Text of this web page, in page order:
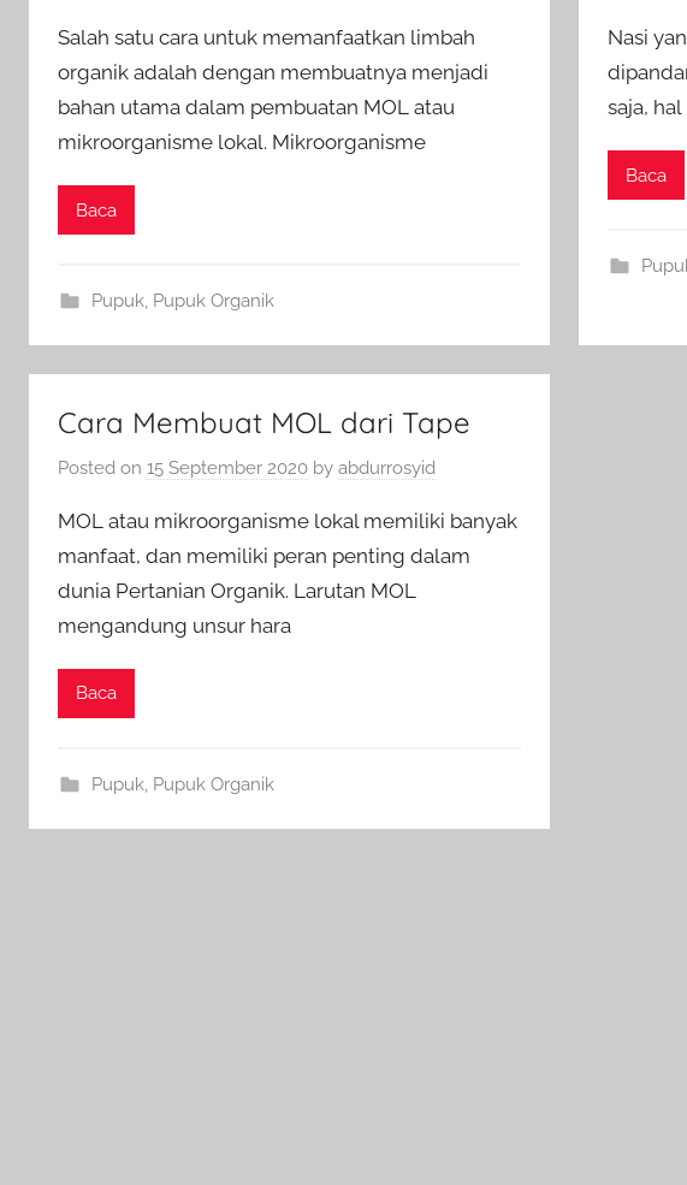
Salah satu cara untuk memanfaatkan limbah
organik adalah dengan membuatnya menjadi
bahan utama dalam pembuatan MOL atau
mikroorganisme lokal. Mikroorganisme
Baca
Pupuk, Pupuk Organik
Nasi
saja,
Baca
Cara Membuat MOL dari Tape
Posted on 15 September 2020 by abdurrosyid
MOL atau mikroorganisme lokal memiliki banyak
manfaat, dan memiliki peran penting dalam
dunia Pertanian Organik. Larutan MOL
mengandung unsur hara
Baca
Pupuk, Pupuk Organik